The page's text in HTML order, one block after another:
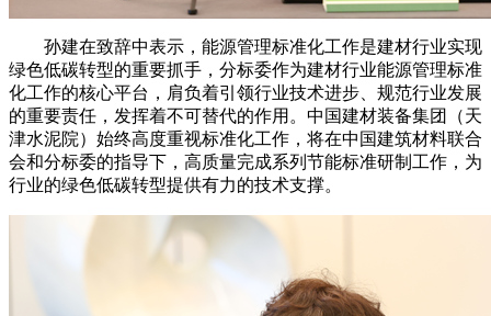
孙建在致辞中表示，能源管理标准化工作是建材行业实现
绿色低碳转型的重要抓手，分标委作为建材行业能源管理标准
化工作的核心平台，肩负着引领行业技术进步、规范行业发展
的重要责任，发挥着不可替代的作用。中国建材装备集团（天
津水泥院）始终高度重视标准化工作，将在中国建筑材料联合
会和分标委的指导下，高质量完成系列节能标准研制工作，为
行业的绿色低碳转型提供有力的技术支撑。